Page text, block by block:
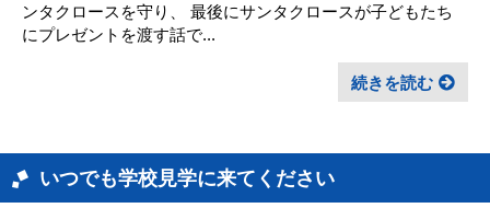
ンタクロースを守り、 最後にサンタクロースが子どもたち
にプレゼントを渡す話で...
続きを読む
いつでも学校見学に来てください